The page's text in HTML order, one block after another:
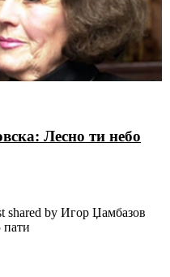
Лесно ти небо
shared by Игор Џамбазов
пати